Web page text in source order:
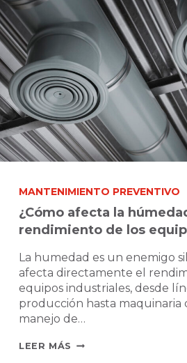
MANTENIMIENTO PREVENTIVO
¿Cómo afecta la
rendimiento de los
La humedad es un enemigo
afecta directamente el
equipos industriales, desde
producción hasta maquinaria
manejo de…
LEER MÁS ¿CÓMO